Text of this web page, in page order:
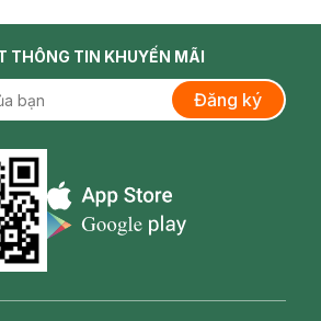
THÔNG TIN KHUYẾN MÃI
Đăng ký
Appstore icon